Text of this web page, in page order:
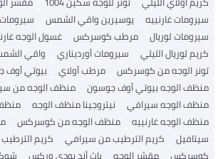
سيرومات غارنييه
يوسيرين واقي الشمس
سيرومات لوريال
مرطب كوسركس
غسول الوجه
كريم لوريال الليلي
سيرومات أورديناري
واقي
تونر الوجه من كوسركس
مرطب أولاي
بيوتي
منظف ​​الوجه بيوتي أوف جوسون
منظف ​​الوجه من
منظف ​​الوجه سيرافي
نيتروجينا منظف الوجه
منظف ​​الوجه غارنييه
منظف ​​الوجه من كوسركس
سيتافيل
كريم الترطيب من سيرافي
كريم
كوسركس
مقشر الوجه باث أند بودي وركس